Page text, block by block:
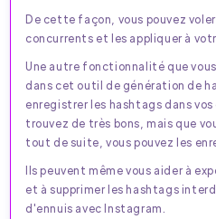
De cette façon, vous pouvez
concurrents et les appliquer à
Une autre fonctionnalité que
dans cet outil de génération de
enregistrer les hashtags dans
trouvez de très bons, mais que
tout de suite, vous pouvez les
Ils peuvent même vous aider à
et à supprimer les hashtags
d'ennuis avec Instagram.